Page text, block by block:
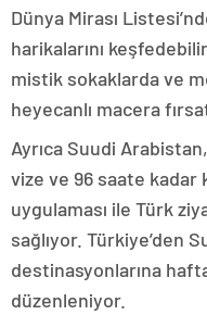
Dünya Mirası
harikalarını
mistik sokaklarda ve
heyecanlı macera
Ayrıca Suudi
vize ve 96 saate kadar
uygulaması ile Türk
sağlıyor. Türkiye’den
destinasyonlarına
düzenleniyor.